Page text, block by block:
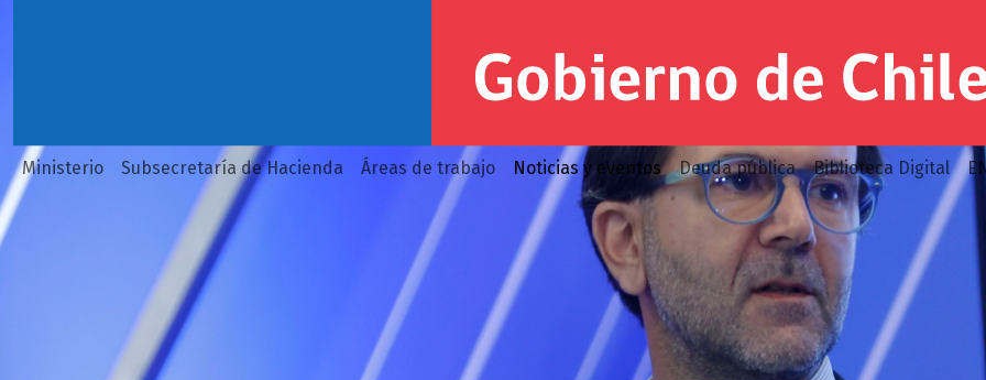
Ministerio Subsecretaría de Hacienda Áreas de trabajo Noticias y eventos Deuda pública Biblioteca Digital